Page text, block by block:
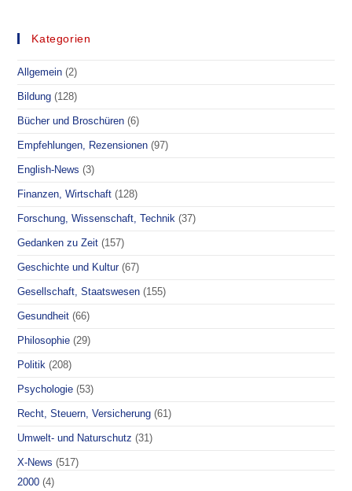
Kategorien
Allgemein (2)
Bildung (128)
Bücher und Broschüren (6)
Empfehlungen, Rezensionen (97)
English-News (3)
Finanzen, Wirtschaft (128)
Forschung, Wissenschaft, Technik (37)
Gedanken zu Zeit (157)
Geschichte und Kultur (67)
Gesellschaft, Staatswesen (155)
Gesundheit (66)
Philosophie (29)
Politik (208)
Psychologie (53)
Recht, Steuern, Versicherung (61)
Umwelt- und Naturschutz (31)
X-News (517)
2000 (4)